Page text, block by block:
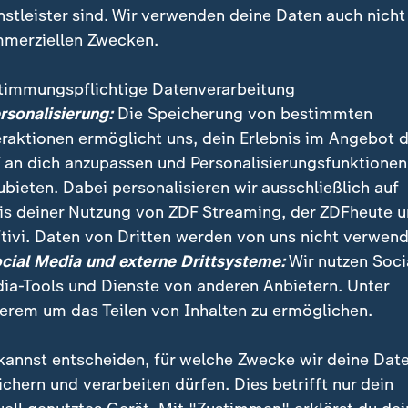
Geschäftsführer der SPD-Bundestagsfraktion,
Ausgang der Wahl "schwer enttäuscht". Die viele
habe sich nicht ausgezahlt.
sind. Wir verwenden deine Daten auch nicht
Zwecken.
Datenverarbeitung
Die Speicherung von bestimmten
ermöglicht uns, dein Erlebnis im Angebot
an dich anzupassen und Personalisierungsfunktionen
Dabei personalisieren wir ausschließlich auf
deiner Nutzung von ZDF Streaming, der ZDFheute
Daten von Dritten werden von uns nicht
Media und externe Drittsysteme:Wir nutzen
Tools und Dienste von anderen Anbietern. Unter
um das Teilen von Inhalten zu ermöglichen.
entscheiden, für welche Zwecke wir deine
und verarbeiten dürfen. Dies betrifft nur dein